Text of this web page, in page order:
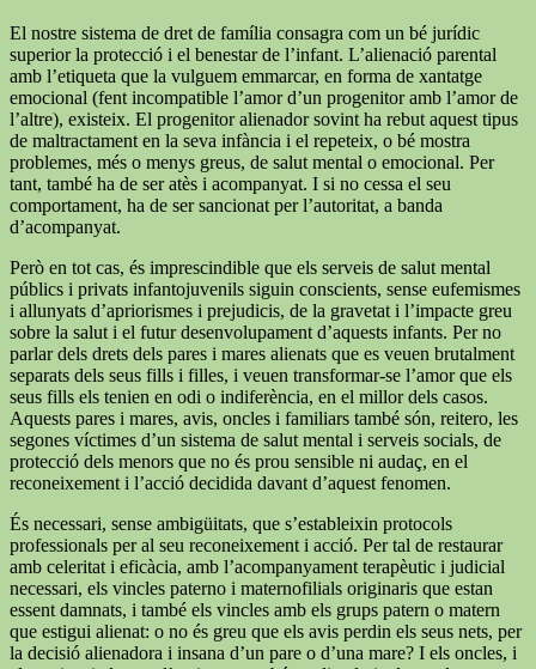
El nostre sistema de dret de família consagra com un bé jurídic
superior la protecció i el benestar de l’infant. L’alienació parental
amb l’etiqueta que la vulguem emmarcar, en forma de xantatge
emocional (fent incompatible l’amor d’un progenitor amb l’amor de
l’altre), existeix. El progenitor alienador sovint ha rebut aquest tipus
de maltractament en la seva infància i el repeteix, o bé mostra
problemes, més o menys greus, de salut mental o emocional. Per
tant, també ha de ser atès i acompanyat. I si no cessa el seu
comportament, ha de ser sancionat per l’autoritat, a banda
d’acompanyat.
Però en tot cas, és imprescindible que els serveis de salut mental
públics i privats infantojuvenils siguin conscients, sense eufemismes
i allunyats d’apriorismes i prejudicis, de la gravetat i l’impacte greu
sobre la salut i el futur desenvolupament d’aquests infants. Per no
parlar dels drets dels pares i mares alienats que es veuen brutalment
separats dels seus fills i filles, i veuen transformar-se l’amor que els
seus fills els tenien en odi o indiferència, en el millor dels casos.
Aquests pares i mares, avis, oncles i familiars també són, reitero, les
segones víctimes d’un sistema de salut mental i serveis socials, de
protecció dels menors que no és prou sensible ni audaç, en el
reconeixement i l’acció decidida davant d’aquest fenomen.
És necessari, sense ambigüitats, que s’estableixin protocols
professionals per al seu reconeixement i acció. Per tal de restaurar
amb celeritat i eficàcia, amb l’acompanyament terapèutic i judicial
necessari, els vincles paterno i maternofilials originaris que estan
essent damnats, i també els vincles amb els grups patern o matern
que estigui alienat: o no és greu que els avis perdin els seus nets, per
la decisió alienadora i insana d’un pare o d’una mare? I els oncles, i